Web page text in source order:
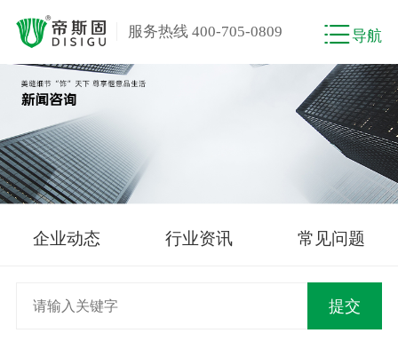
服务热线 400-705-0809 导航
企业动态 行业资讯 常见问题